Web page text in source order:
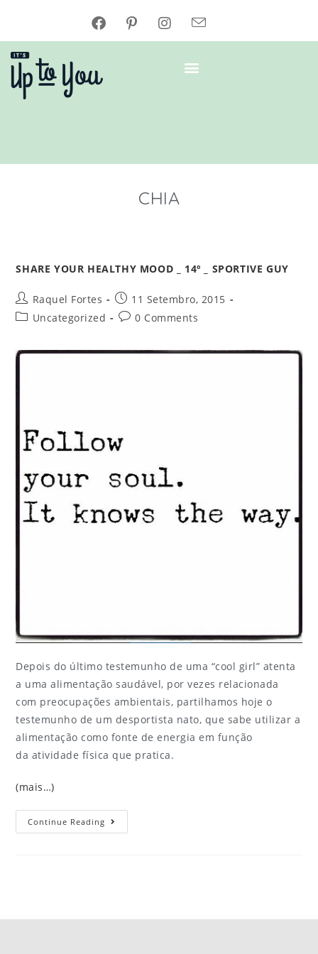
CHIA
SHARE YOUR HEALTHY MOOD _ 14º _ SPORTIVE GUY
Raquel Fortes
11 Setembro, 2015
Uncategorized
0 Comments
Depois do último testemunho de uma “cool girl” atenta
a uma alimentação saudável, por vezes relacionada
com preocupações ambientais, partilhamos hoje o
testemunho de um desportista nato, que sabe utilizar a
alimentação como fonte de energia em função
da atividade física que pratica.
(mais…)
Continue Reading